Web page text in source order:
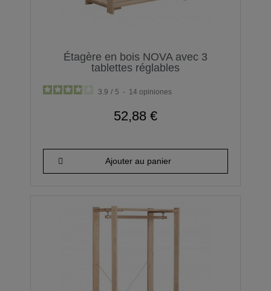
Étagère en bois NOVA avec 3
tablettes réglables
3.9 / 5 - 14 opiniones
52,88 €
Ajouter au panier